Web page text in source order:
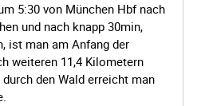
5:30 von München Hbf nach
und nach knapp 30min,
ist man am Anfang der
weiteren 11,4 Kilometern
den Wald erreicht man